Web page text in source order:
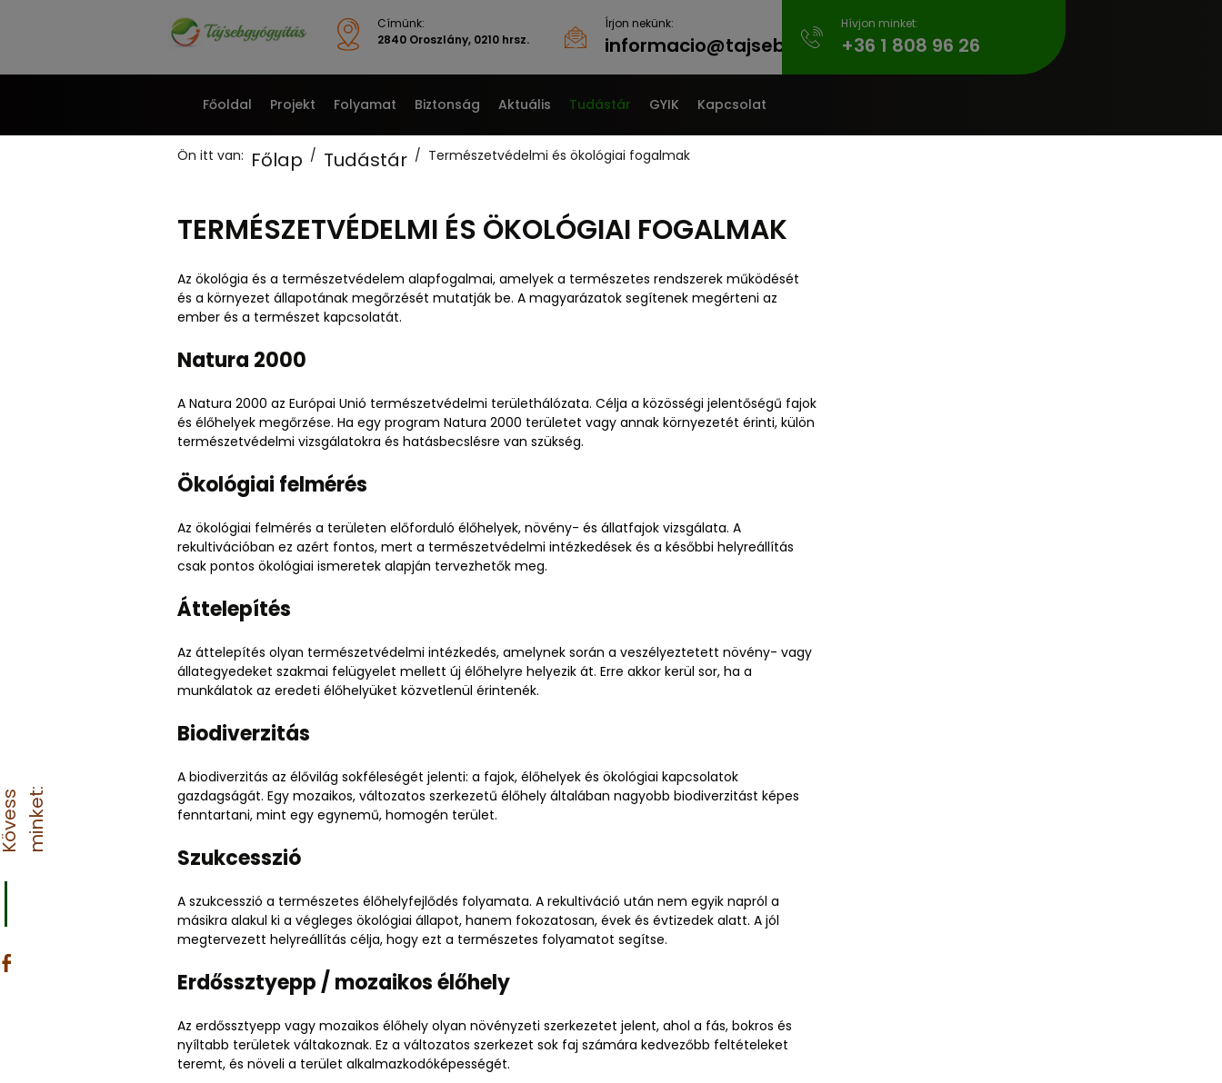
Címünk:
2840 Oroszlány, 0210 hrsz.
Írjon nekünk:
informacio@tajsebgyogyitas.hu
Hívjon minket:
+36 1 808 96 26
Főoldal Projekt Folyamat Biztonság Aktuális Tudástár GYIK Kapcsolat
:
Ön itt van: Főlap Tudástár Természetvédelmi és ökológiai fogalmak
TERMÉSZETVÉDELMI ÉS ÖKOLÓGIAI FOGALMAK
Az ökológia és a természetvédelem alapfogalmai, amelyek a természetes rendszerek működését
és a környezet állapotának megőrzését mutatják be. A magyarázatok segítenek megérteni az
ember és a természet kapcsolatát.
Natura 2000
A Natura 2000 az Európai Unió természetvédelmi területhálózata. Célja a közösségi jelentőségű fajok
és élőhelyek megőrzése. Ha egy program Natura 2000 területet vagy annak környezetét érinti, külön
természetvédelmi vizsgálatokra és hatásbecslésre van szükség.
Ökológiai felmérés
Az ökológiai felmérés a területen előforduló élőhelyek, növény- és állatfajok vizsgálata. A
rekultivációban ez azért fontos, mert a természetvédelmi intézkedések és a későbbi helyreállítás
csak pontos ökológiai ismeretek alapján tervezhetők meg.
Áttelepítés
Az áttelepítés olyan természetvédelmi intézkedés, amelynek során a veszélyeztetett növény- vagy
állategyedeket szakmai felügyelet mellett új élőhelyre helyezik át. Erre akkor kerül sor, ha a
munkálatok az eredeti élőhelyüket közvetlenül érintenék.
Biodiverzitás
A biodiverzitás az élővilág sokféleségét jelenti: a fajok, élőhelyek és ökológiai kapcsolatok
gazdagságát. Egy mozaikos, változatos szerkezetű élőhely általában nagyobb biodiverzitást képes
fenntartani, mint egy egynemű, homogén terület.
Szukcesszió
A szukcesszió a természetes élőhelyfejlődés folyamata. A rekultiváció után nem egyik napról a
másikra alakul ki a végleges ökológiai állapot, hanem fokozatosan, évek és évtizedek alatt. A jól
megtervezett helyreállítás célja, hogy ezt a természetes folyamatot segítse.
Erdőssztyepp / mozaikos élőhely
Az erdőssztyepp vagy mozaikos élőhely olyan növényzeti szerkezetet jelent, ahol a fás, bokros és
nyíltabb területek váltakoznak. Ez a változatos szerkezet sok faj számára kedvezőbb feltételeket
teremt, és növeli a terület alkalmazkodóképességét.